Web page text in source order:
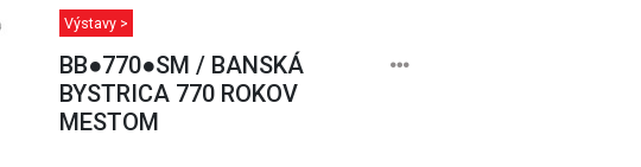
Výstavy >
BB●770●SM / BANSKÁ
BYSTRICA 770 ROKOV
MESTOM